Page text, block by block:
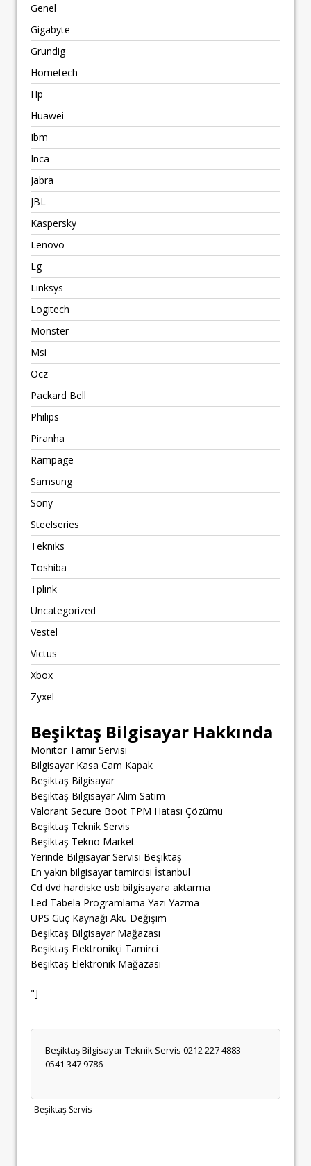
Genel
Gigabyte
Grundig
Hometech
Hp
Huawei
Ibm
Inca
Jabra
JBL
Kaspersky
Lenovo
Lg
Linksys
Logitech
Monster
Msi
Ocz
Packard Bell
Philips
Piranha
Rampage
Samsung
Sony
Steelseries
Tekniks
Toshiba
Tplink
Uncategorized
Vestel
Victus
Xbox
Zyxel
Beşiktaş Bilgisayar Hakkında
Monitör Tamir Servisi
Bilgisayar Kasa Cam Kapak
Beşiktaş Bilgisayar
Beşiktaş Bilgisayar Alım Satım
Valorant Secure Boot TPM Hatası Çözümü
Beşiktaş Teknik Servis
Beşiktaş Tekno Market
Yerinde Bilgisayar Servisi Beşiktaş
En yakın bilgisayar tamircisi İstanbul
Cd dvd hardiske usb bilgisayara aktarma
Led Tabela Programlama Yazı Yazma
UPS Güç Kaynağı Akü Değişim
Beşiktaş Bilgisayar Mağazası
Beşiktaş Elektronikçi Tamirci
Beşiktaş Elektronik Mağazası
"]
Beşiktaş Bilgisayar Teknik Servis 0212 227 4883 -
0541 347 9786
Beşiktaş Servis